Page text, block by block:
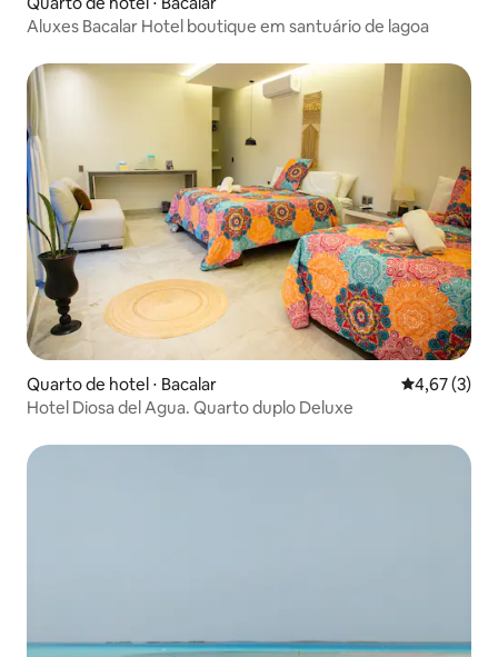
Aluxes Bacalar Hotel boutique em santuário de lagoa
Quarto de hotel ⋅ Bacalar 4,67 de
4,67 (3)
Hotel Diosa del Agua. Quarto duplo Deluxe